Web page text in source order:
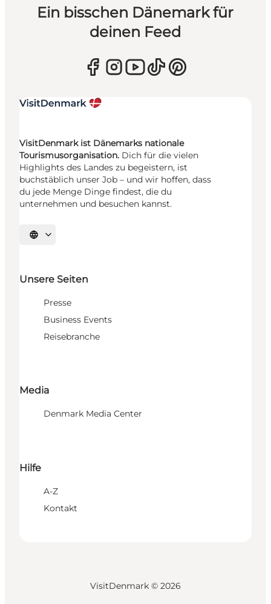
Ein bisschen Dänemark für
deinen Feed
VisitDenmark ist Dänemarks nationale
Tourismusorganisation. Dich für die vielen
Highlights des Landes zu begeistern, ist
buchstäblich unser Job – und wir hoffen, dass
du jede Menge Dinge findest, die du
unternehmen und besuchen kannst.
Sprache auswählen
Unsere Seiten
Presse
Business Events
Reisebranche
Media
Denmark Media Center
Hilfe
A-Z
Kontakt
VisitDenmark © 2026